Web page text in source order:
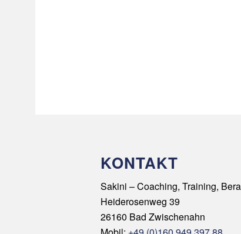
KONTAKT
Sakini – Coaching, Training,
Heiderosenweg 39
26160 Bad Zwischenahn